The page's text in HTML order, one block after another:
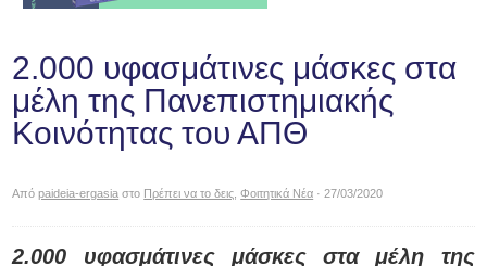
2.000 υφασμάτινες μάσκες στα
μέλη της Πανεπιστημιακής
Κοινότητας του ΑΠΘ
Απόpaideia-ergasia στο Πρέπει να το δεις ,Φοιτητικά Νέα · 27/03/2020
2.000 υφασμάτινες μάσκες στα μέλη της